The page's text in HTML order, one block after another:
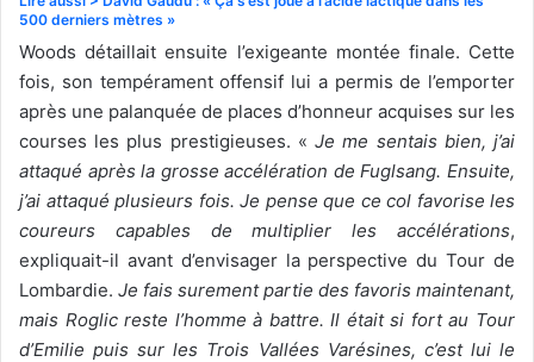
500 derniers mètres »
Woods détaillait ensuite l’exigeante montée finale. Cette
fois, son tempérament offensif lui a permis de l’emporter
après une palanquée de places d’honneur acquises sur les
courses les plus prestigieuses. «Je me sentais bien, j’ai
attaqué après la grosse accélération de Fuglsang. Ensuite,
j’ai attaqué plusieurs fois. Je pense que ce col favorise les
coureurs capables de multiplier les accélérations,
expliquait-il avant d’envisager la perspective du Tour de
Lombardie. Je fais surement partie des favoris maintenant,
mais Roglic reste l’homme à battre. Il était si fort au Tour
d’Emilie puis sur les Trois Vallées Varésines, c’est lui le